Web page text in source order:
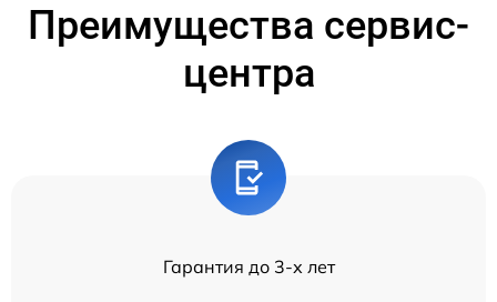
Преимущества сервис-
центра
Гарантия до 3-х лет